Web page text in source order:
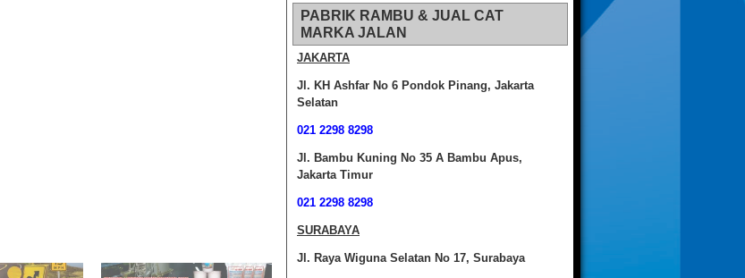
PABRIK RAMBU & JUAL CAT
MARKA JALAN
JAKARTA
Jl. KH Ashfar No 6 Pondok Pinang, Jakarta
Selatan
021 2298 8298
Jl. Bambu Kuning No 35 A Bambu Apus,
Jakarta Timur
021 2298 8298
SURABAYA
Jl. Raya Wiguna Selatan No 17, Surabaya